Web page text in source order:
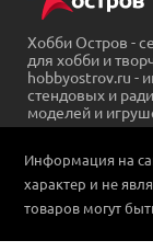
Хобби Остров -
для хобби и
hobbyostrov.ru -
стендовых и
моделей и
Информация на
характер и не
товаров могут